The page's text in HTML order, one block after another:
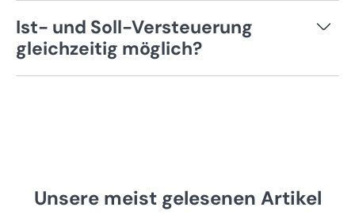
zu zahlen. Bei der Ist-Besteuerung erst mit der
Meldung für den Oktober bis zum 10.
Versteuerung für Unternehmen. Eine Ist-
Besteuerung muss beantragt werden.
Ist- und Soll-Versteuerung
gleichzeitig möglich?
Unsere meist gelesenen Artikel